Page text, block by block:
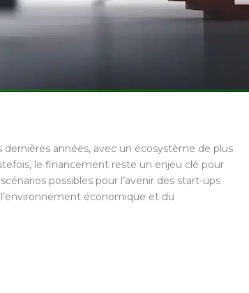
années, avec un écosystème de plus
le financement reste un enjeu clé pour
possibles pour l’avenir des start-ups
économique et du